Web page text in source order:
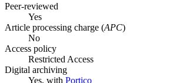
Peer-reviewed
Yes
Article processing charge (APC)
No
Access policy
Restricted Access
Digital archiving
Yes, with Portico